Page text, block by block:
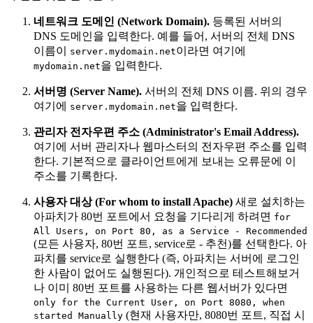
네트워크 도메인 (Network Domain). 등록된 서버의
DNS 도메인을 입력한다. 예를 들어, 서버의 전체 DNS
이름이
server.mydomain.net이라면 여기에
mydomain.net을 입력한다.
서버명 (Server Name). 서버의 전체 DNS 이름. 위의 경우
여기에
server.mydomain.net을 입력한다.
관리자 전자우편 주소 (Administrator's Email Address).
여기에 서버 관리자나 웹마스터의 전자우편 주소를 입력
한다. 기본적으로 클라이언트에게 보내는 오류문에 이
주소를 기록한다.
사용자 대상 (For whom to install Apache) 새로 설치하는
아파치가 80번 포트에서 요청을 기다리게 하려면 for
All Users, on Port 80, as a Service - Recommended
(모든 사용자, 80번 포트, service로 - 추천)를 선택한다. 아
파치를 service로 실행한다 (즉, 아파치는 서버에 로그인
한 사람이 없어도 실행된다). 개인적으로 테스트해보거
나 이미 80번 포트를 사용하는 다른 웹서버가 있다면
only for the Current User, on Port 8080, when
started Manually (현재 사용자만, 8080번 포트, 직접 시